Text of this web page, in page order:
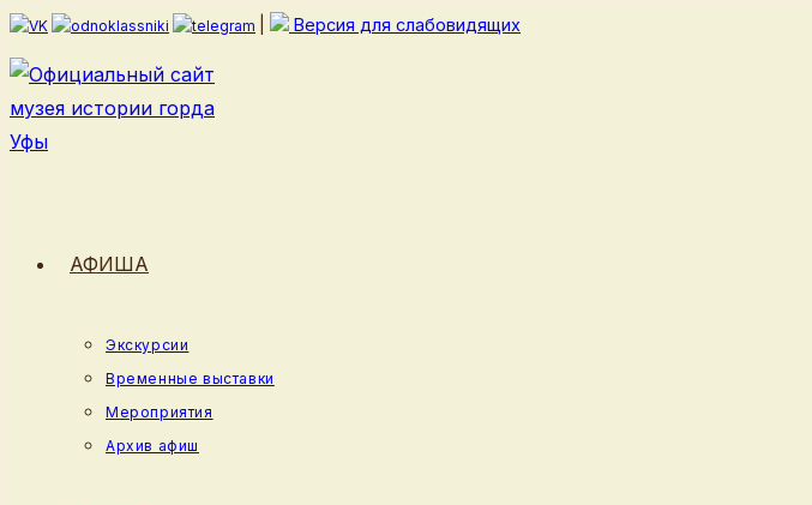
Перейти
к
содержимому
Версия для слабовидящих
АФИША
Экскурсии
Временные выставки
Мероприятия
Архив афиш